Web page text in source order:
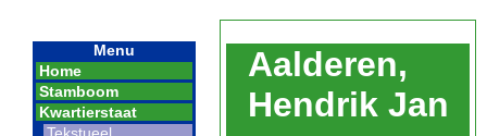
Menu
Home
Stamboom
Kwartierstaat
Aalderen,
Hendrik Jan